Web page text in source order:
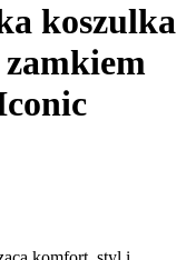
koszulka